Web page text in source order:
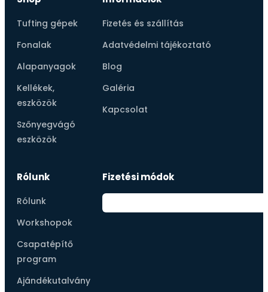
Tufting gépek
Fonalak
Alapanyagok
Kellékek,
eszközök
Szőnyegvágó
eszközök
Fizetés és szállítás
Adatvédelmi tájékoztató
Blog
Galéria
Kapcsolat
Rólunk
Rólunk
Workshopok
Csapatépítő
program
Ajándékutalvány
Fizetési módok